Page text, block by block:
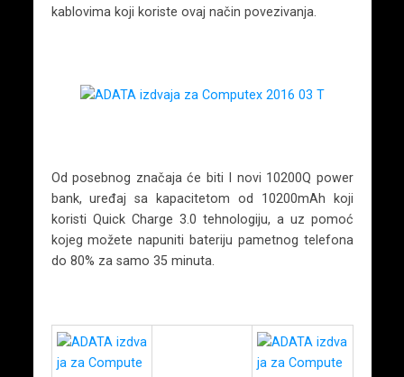
kablovima koji koriste ovaj način povezivanja.
Od posebnog značaja će biti I novi 10200Q power
bank, uređaj sa kapacitetom od 10200mAh koji
koristi Quick Charge 3.0 tehnologiju, a uz pomoć
kojeg možete napuniti bateriju pametnog telefona
do 80% za samo 35 minuta.